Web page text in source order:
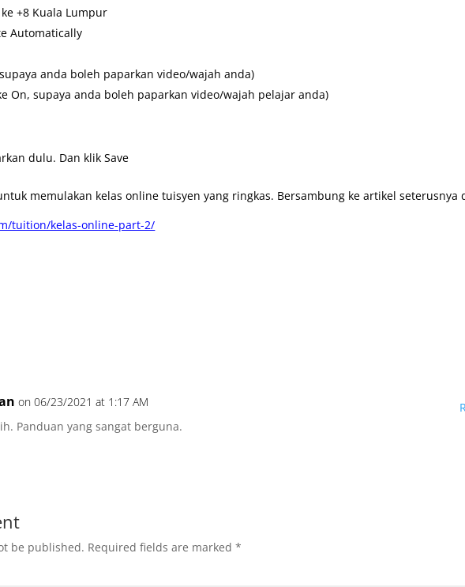
+8 Kuala Lumpur
Automatically
anda boleh paparkan video/wajah anda)
On, supaya anda boleh paparkan video/wajah pelajar anda)
dulu. Dan klik Save
memulakan kelas online tuisyen yang ringkas. Bersambung ke artikel seterusnya
tuition/kelas-online-part-2/
Meilleur endroit pour
Лицензированное
УдобноеЛев казино
Высококлассное
казино Лев официальный сайт
Комфортное
Лев казино бонус
on 06/23/2021 at 1:17 AM
Panduan yang sangat berguna.
be published. Required fields are marked*